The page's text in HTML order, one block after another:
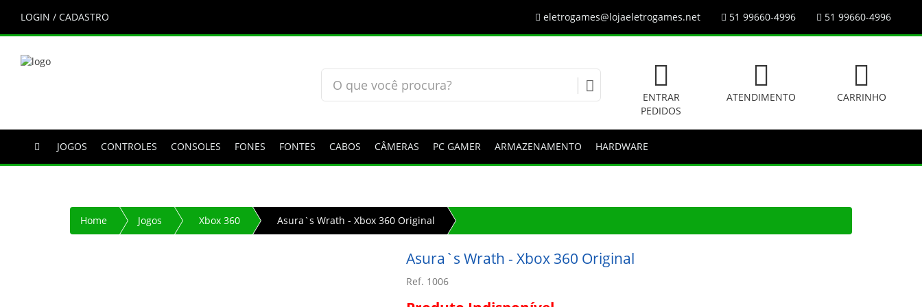
LOGIN / CADASTRO eletrogames@lojaeletrogames.net 51 99660-4996 51 99660-4996
ENTRAR
PEDIDOS
ATENDIMENTO CARRINHO
JOGOS CONTROLES CONSOLES FONES FONTES CABOS CÂMERAS PC GAMER ARMAZENAMENTO HARDWARE
Home Jogos Xbox 360 Asura`s Wrath - Xbox 360 Original
Asura`s Wrath - Xbox 360 Original
Ref. 1006